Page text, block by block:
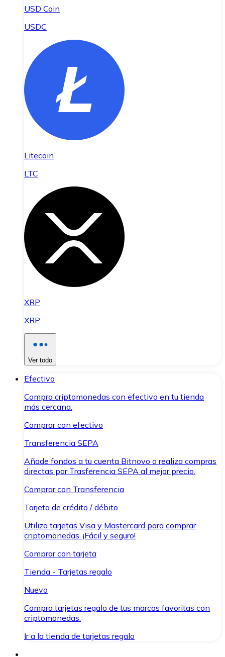
USD Coin
USDC
Litecoin
LTC
XRP
XRP
Ver todo
Efectivo
Compra criptomonedas con efectivo en tu tienda
más cercana.
Comprar con efectivo
Transferencia SEPA
Añade fondos a tu cuenta Bitnovo o realiza compras
directas por Trasferencia SEPA al mejor precio.
Comprar con Transferencia
Tarjeta de crédito / débito
Utiliza tarjetas Visa y Mastercard para comprar
criptomonedas. ¡Fácil y seguro!
Comprar con tarjeta
Tienda - Tarjetas regalo
Nuevo
Compra tarjetas regalo de tus marcas favoritas con
criptomonedas.
Ir a la tienda de tarjetas regalo